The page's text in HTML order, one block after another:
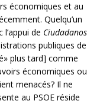
économiques et au
Quelqu’un
de Ciudadanos
publiques de
plus tard] comme
économiques ou
menacés? Il ne
au PSOE réside